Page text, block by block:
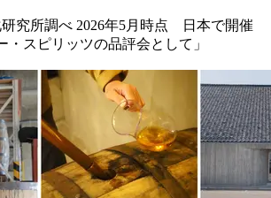
究所調べ 2026年5月時点 日本で開催
・スピリッツの品評会として」